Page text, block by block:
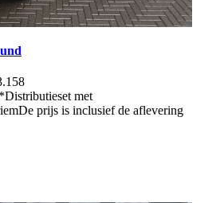
met
prijs is inclusief de aflevering